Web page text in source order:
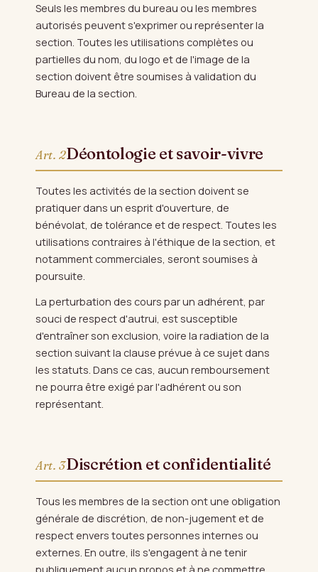
Seuls les membres du bureau ou les membres
autorisés peuvent s'exprimer ou représenter la
section. Toutes les utilisations complètes ou
partielles du nom, du logo et de l'image de la
section doivent être soumises à validation du
Bureau de la section.
Art. 2Déontologie et savoir-vivre
Toutes les activités de la section doivent se
pratiquer dans un esprit d'ouverture, de
bénévolat, de tolérance et de respect. Toutes les
utilisations contraires à l'éthique de la section, et
notamment commerciales, seront soumises à
poursuite.
La perturbation des cours par un adhérent, par
souci de respect d'autrui, est susceptible
d'entraîner son exclusion, voire la radiation de la
section suivant la clause prévue à ce sujet dans
les statuts. Dans ce cas, aucun remboursement
ne pourra être exigé par l'adhérent ou son
représentant.
Art. 3Discrétion et confidentialité
Tous les membres de la section ont une obligation
générale de discrétion, de non-jugement et de
respect envers toutes personnes internes ou
externes. En outre, ils s'engagent à ne tenir
publiquement aucun propos et à ne commettre